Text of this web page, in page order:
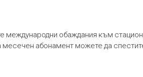
международни обаждания към
месечен абонамент можете да